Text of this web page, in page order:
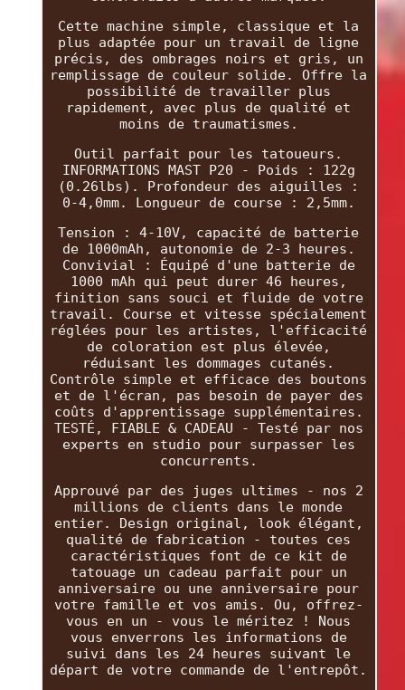
Cette machine simple, classique et la
plus adaptée pour un travail de ligne
précis, des ombrages noirs et gris, un
remplissage de couleur solide. Offre la
possibilité de travailler plus
rapidement, avec plus de qualité et
moins de traumatismes.
Outil parfait pour les tatoueurs.
INFORMATIONS MAST P20 - Poids : 122g
(0.26lbs). Profondeur des aiguilles :
0-4,0mm. Longueur de course : 2,5mm.
Tension : 4-10V, capacité de batterie
de 1000mAh, autonomie de 2-3 heures.
Convivial : Équipé d'une batterie de
1000 mAh qui peut durer 46 heures,
finition sans souci et fluide de votre
travail. Course et vitesse spécialement
réglées pour les artistes, l'efficacité
de coloration est plus élevée,
réduisant les dommages cutanés.
Contrôle simple et efficace des boutons
et de l'écran, pas besoin de payer des
coûts d'apprentissage supplémentaires.
TESTÉ, FIABLE & CADEAU - Testé par nos
experts en studio pour surpasser les
concurrents.
Approuvé par des juges ultimes - nos 2
millions de clients dans le monde
entier. Design original, look élégant,
qualité de fabrication - toutes ces
caractéristiques font de ce kit de
tatouage un cadeau parfait pour un
anniversaire ou une anniversaire pour
votre famille et vos amis. Ou, offrez-
vous en un - vous le méritez ! Nous
vous enverrons les informations de
suivi dans les 24 heures suivant le
départ de votre commande de l'entrepôt.